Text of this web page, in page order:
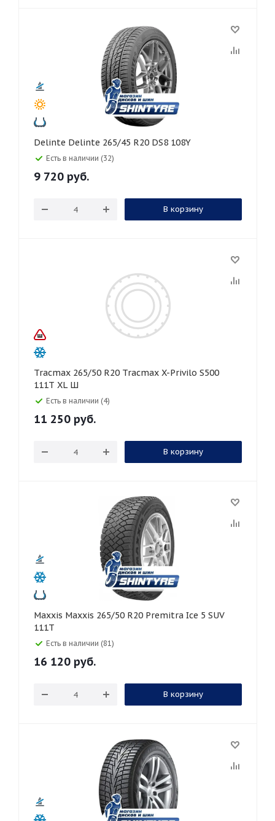
Delinte Delinte 265/45 R20 DS8 108Y
Есть в наличии (32)
9 720 руб.
В корзину
Tracmax 265/50 R20 Tracmax X-Privilo S500
111T XL Ш
Есть в наличии (4)
11 250 руб.
В корзину
Maxxis Maxxis 265/50 R20 Premitra Ice 5 SUV
111T
Есть в наличии (81)
16 120 руб.
В корзину